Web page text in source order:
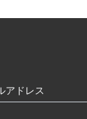
アドレス